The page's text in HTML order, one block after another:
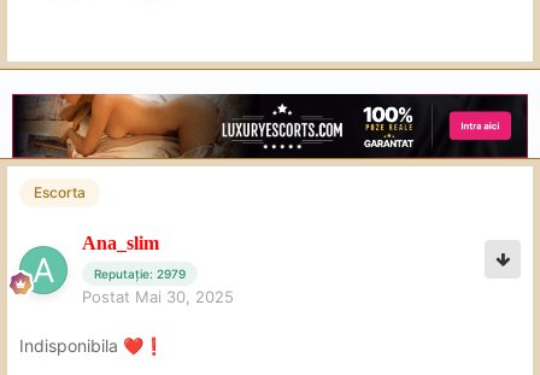
Escorta
Ana_slim
Reputație: 2979
Postat Mai 30, 2025
Indisponibila ❤️ ❗